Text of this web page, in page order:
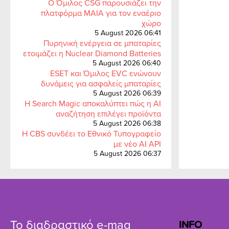
Ο Όμιλος CSG παρουσιάζει την
πλατφόρμα MAIA για τον εναέριο
χώρο
5 August 2026 06:41
Πυρηνική ενέργεια σε μπαταρίες
ετοιμάζει η Nuclear Diamond Batteries
5 August 2026 06:40
ESET και Όμιλος EVC ενώνουν
δυνάμεις για ασφαλείς μπαταρίες
5 August 2026 06:39
Η Search Magic αποκαλύπτει πώς η AI
αναζήτηση επιλέγει προϊόντα
5 August 2026 06:38
Η CBS συνδέει το Εθνικό Τυπογραφείο
με νέο AI API
5 August 2026 06:37
Το διαδραστικό e-mag INFO